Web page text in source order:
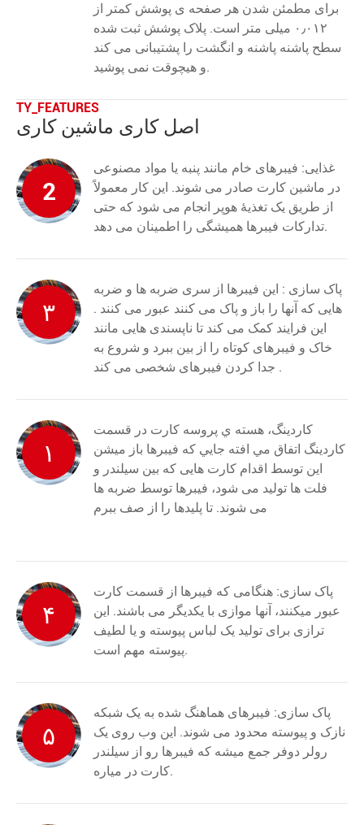
برای مطمئن شدن هر صفحه ی پوشش کمتر از
۰٫۰۱۲ میلی متر است. پلاک پوشش ثبت شده
سطح پاشنه پاشنه و انگشت را پشتیبانی می کند
و هیچوقت نمی پوشید.
TY_FEATURES
اصل کاری ماشین کاری
2
غذایی: فیبرهای خام مانند پنبه یا مواد مصنوعی
در ماشین کارت صادر می شوند. این کار معمولاً
از طریق یک تغذیهٔ هوپر انجام می شود که حتی
تدارکات فیبرها همیشگی را اطمینان می دهد.
۳
پاک سازی : این فیبرها از سری ضربه ها و ضربه
هایی که آنها را باز و پاک می کنند عبور می کنند .
این فرایند کمک می کند تا ناپسندی هایی مانند
خاک و فیبرهای کوتاه را از بین ببرد و شروع به
جدا کردن فیبرهای شخصی می کند .
۱
کاردينگ، هسته ي پروسه کارت در قسمت
کاردينگ اتفاق مي افته جايي که فيبرها باز ميشن
این توسط اقدام کارت هایی که بین سیلندر و
فلت ها تولید می شود، فیبرها توسط ضربه ها
می شوند. تا پليدها را از صف ببرم
۴
پاک سازی: هنگامی که فیبرها از قسمت کارت
عبور میکنند، آنها موازی با یکدیگر می باشند. این
ترازی برای تولید یک لباس پیوسته و یا لطیف
پیوسته مهم است.
۵
پاک سازی: فیبرهای هماهنگ شده به یک شبکه
نازک و پیوسته محدود می شوند. این وب روی یک
رولر دوفر جمع میشه که فیبرها رو از سیلندر
کارت در میاره.